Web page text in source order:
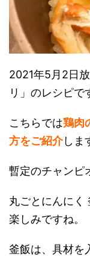
2021年5月2日
リ」のレシピで
こちらでは鶏肉
方をご紹介しま
暫定のチャンピ
丸ごとにんにく
楽しみですね。
釜飯は、具材を